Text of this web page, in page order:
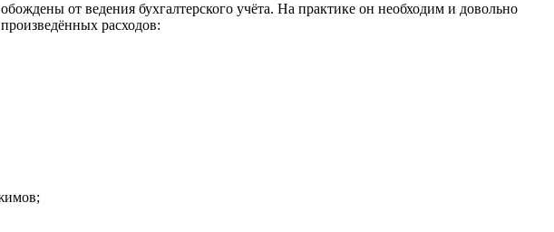
от ведения бухгалтерского учёта. На практике он необходим и довольно
расходов: